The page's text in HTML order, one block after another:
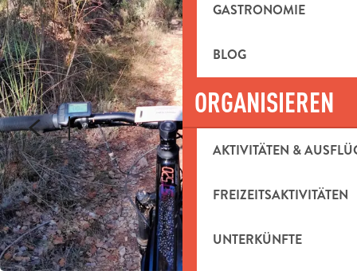
GASTRONOMIE
BLOG
ORGANISIEREN
AKTIVITÄTEN &
FREIZEITSAKTIVITÄTEN
UNTERKÜNFTE